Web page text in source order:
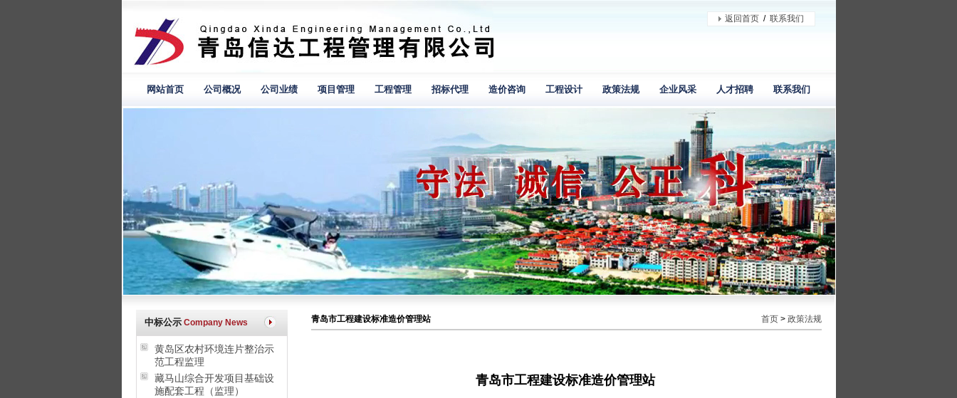
返回首页/ 联系我们
网站首页 公司概况 公司业绩 项目管理 工程管理 招标代理 造价咨询 工程设计 政策法规 企业风采 人才招聘 联系我们
中标公示 Company News
黄岛区农村环境连片整治示
范工程监理
藏马山综合开发项目基础设
施配套工程（监理）
青岛市工程建设标准造价管理站 首页> 政策法规
青岛市工程建设标准造价管理站